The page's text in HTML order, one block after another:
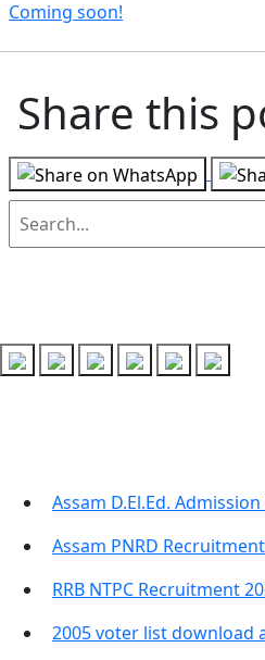
Coming soon!
Share this
Assam D.El.Ed.
Assam PNRD
RRB NTPC Recruitment
2005 voter list download